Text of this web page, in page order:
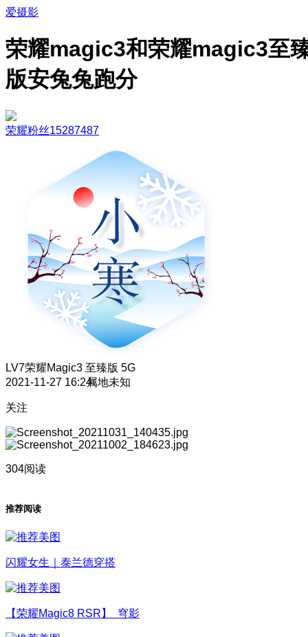
爱摄影
荣耀magic3和荣耀magic3至
版安兔兔跑分
荣耀粉丝15287487
LV7荣耀Magic3 至臻版 5G
2021-11-27 16:24属地未知
关注
304阅读
推荐阅读
闪耀女生｜泰兰德穿搭
【荣耀Magic8 RSR】 穹影